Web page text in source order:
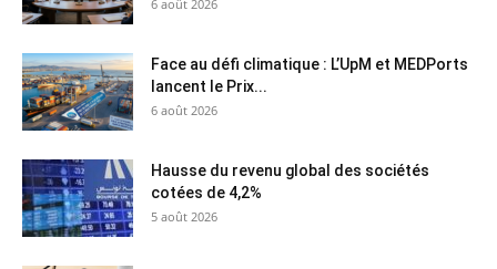
6 août 2026
Face au défi climatique : L’UpM et MEDPorts
lancent le Prix...
6 août 2026
Hausse du revenu global des sociétés
cotées de 4,2%
5 août 2026